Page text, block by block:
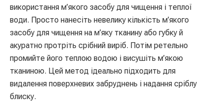
використання м’якого засобу для чищення і теплої
води. Просто нанесіть невелику кількість м’якого
засобу для чищення на м’яку тканину або губку й
акуратно протріть срібний виріб. Потім ретельно
промийте його теплою водою і висушіть м’якою
тканиною. Цей метод ідеально підходить для
видалення поверхневих забруднень і надання сріблу
блиску.